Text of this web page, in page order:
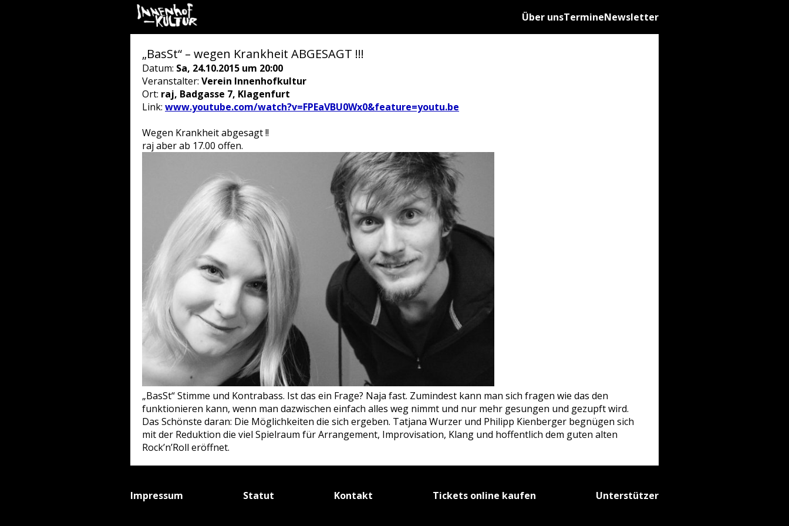
Über unsTermineNewsletter
„BasSt“ – wegen Krankheit ABGESAGT !!!
Datum: Sa, 24.10.2015 um 20:00
Veranstalter: Verein Innenhofkultur
Ort: raj, Badgasse 7, Klagenfurt
Link: www.youtube.com/watch?v=FPEaVBU0Wx0&feature=youtu.be
Wegen Krankheit abgesagt !!
raj aber ab 17.00 offen.
„BasSt“ Stimme und Kontrabass. Ist das ein Frage? Naja fast. Zumindest kann man sich fragen wie das den
funktionieren kann, wenn man dazwischen einfach alles weg nimmt und nur mehr gesungen und gezupft wird.
Das Schönste daran: Die Möglichkeiten die sich ergeben. Tatjana Wurzer und Philipp Kienberger begnügen sich
mit der Reduktion die viel Spielraum für Arrangement, Improvisation, Klang und hoffentlich dem guten alten
Rock’n’Roll eröffnet.
Impressum Statut Kontakt Tickets online kaufen Unterstützer